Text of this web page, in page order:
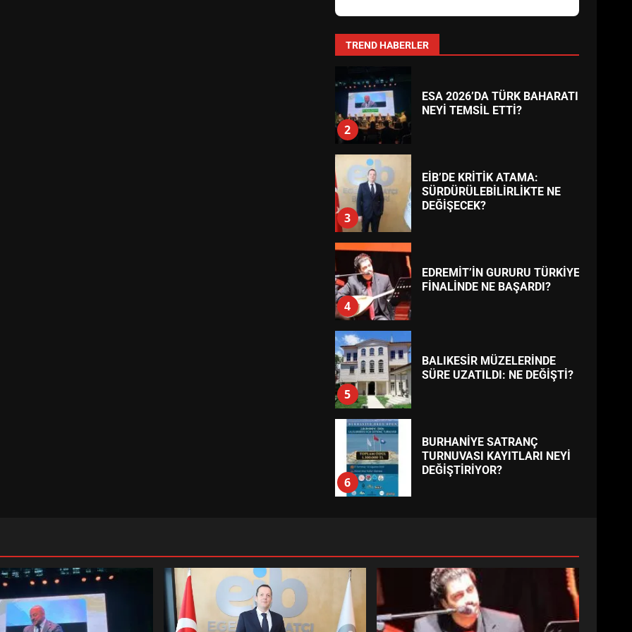
TREND HABERLER
1
HAREKETE GEÇİYOR: GÖZLER
2
ESA 2026’DA TÜRK BAHARATI
NEYİ TEMSİL ETTİ?
3
EİB’DE KRİTİK ATAMA:
SÜRDÜRÜLEBİLİRLİKTE NE
DEĞİŞECEK?
4
EDREMİT’İN GURURU TÜRKİYE
FİNALİNDE NE BAŞARDI?
5
BALIKESİR MÜZELERİNDE
SÜRE UZATILDI: NE DEĞİŞTİ?
6
BURHANİYE SATRANÇ
TURNUVASI KAYITLARI NEYİ
DEĞİŞTİRİYOR?
7
YÖNETİM NASIL ŞEKİLLENDİ?
AYVALIK SU MİRASI İÇİN